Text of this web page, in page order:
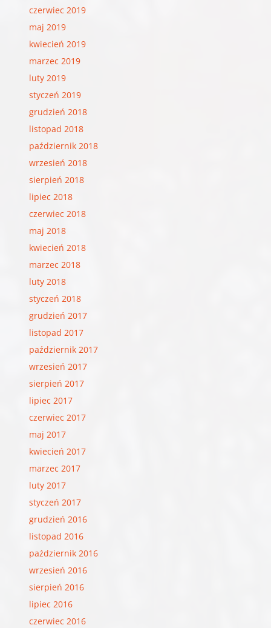
czerwiec 2019
maj 2019
kwiecień 2019
marzec 2019
luty 2019
styczeń 2019
grudzień 2018
listopad 2018
październik 2018
wrzesień 2018
sierpień 2018
lipiec 2018
czerwiec 2018
maj 2018
kwiecień 2018
marzec 2018
luty 2018
styczeń 2018
grudzień 2017
listopad 2017
październik 2017
wrzesień 2017
sierpień 2017
lipiec 2017
czerwiec 2017
maj 2017
kwiecień 2017
marzec 2017
luty 2017
styczeń 2017
grudzień 2016
listopad 2016
październik 2016
wrzesień 2016
sierpień 2016
lipiec 2016
czerwiec 2016